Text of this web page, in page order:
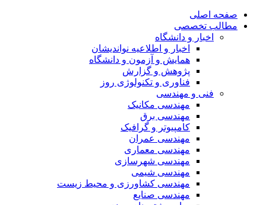
صفحه اصلی
مطالب تخصصی
اخبار و دانشگاه
اخبار و اطلاعیه نواندیشان
همایش و آزمون و دانشگاه
پژوهش و گزارش
فناوری و تکنولوژی روز
فنی و مهندسی
مهندسی مکانیک
مهندسی برق
کامپیوتر و گرافیک
مهندسی عمران
مهندسی معماری
مهندسی شهرسازی
مهندسی شیمی
مهندسی کشاورزی و محیط زیست
مهندسی صنایع